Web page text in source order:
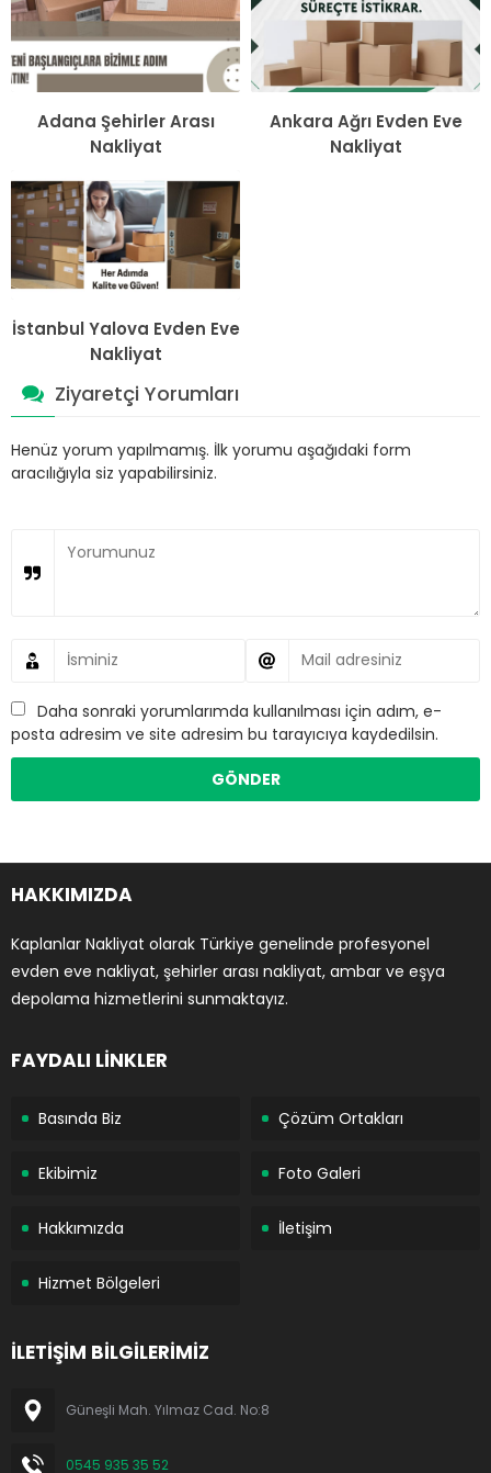
Adana Şehirler Arası
Nakliyat
Ankara Ağrı Evden Eve
Nakliyat
İstanbul Yalova Evden Eve
Nakliyat
Ziyaretçi Yorumları
Henüz yorum yapılmamış. İlk yorumu aşağıdaki form
aracılığıyla siz yapabilirsiniz.
Daha sonraki yorumlarımda kullanılması için adım, e-
posta adresim ve site adresim bu tarayıcıya kaydedilsin.
HAKKIMIZDA
Kaplanlar Nakliyat olarak Türkiye genelinde profesyonel
evden eve nakliyat, şehirler arası nakliyat, ambar ve eşya
depolama hizmetlerini sunmaktayız.
FAYDALI LİNKLER
Basında Biz Çözüm Ortakları
Ekibimiz Foto Galeri
Hakkımızda İletişim
Hizmet Bölgeleri
İLETİŞİM BİLGİLERİMİZ
Güneşli Mah. Yılmaz Cad. No:8
0545 935 35 52